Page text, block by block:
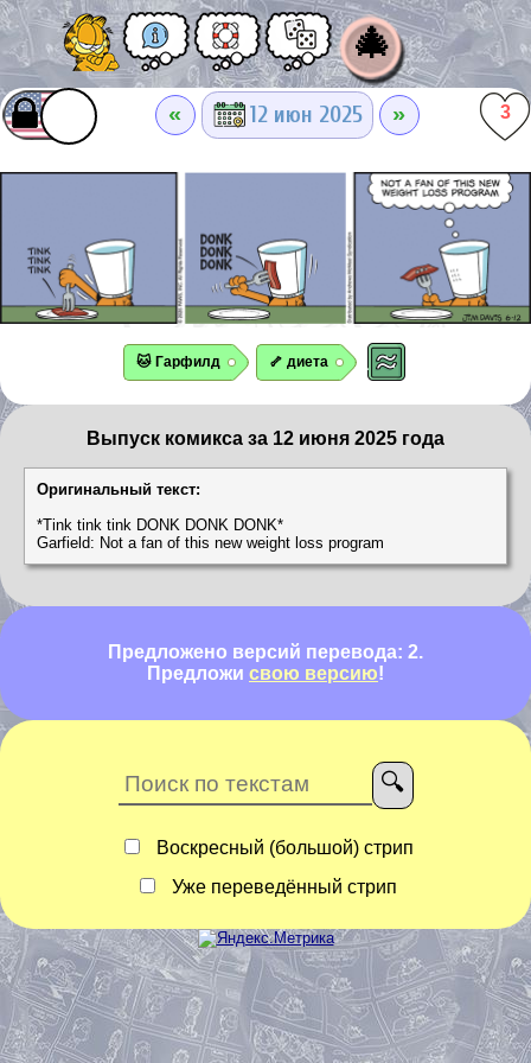
🎄
« 12 июн 2025 » 3
🐱 Гарфилд 🦴 диета
Выпуск комикса за 12 июня 2025 года
Оригинальный текст:
*Tink tink tink DONK DONK DONK*
Garfield: Not a fan of this new weight loss program
Предложено версий перевода: 2.
Предложи свою версию!
Воскресный (большой) стрип
Уже переведённый стрип